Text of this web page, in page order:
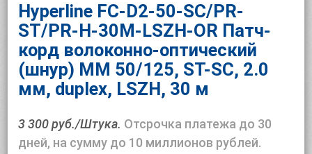
Hyperline FC-D2-50-SC/PR-
ST/PR-H-30M-LSZH-OR Патч-
корд волоконно-оптический
(шнур) MM 50/125, ST-SC, 2.0
мм, duplex, LSZH, 30 м
3 300 руб./Штука. Отсрочка платежа до 30
дней, на сумму до 10 миллионов рублей.